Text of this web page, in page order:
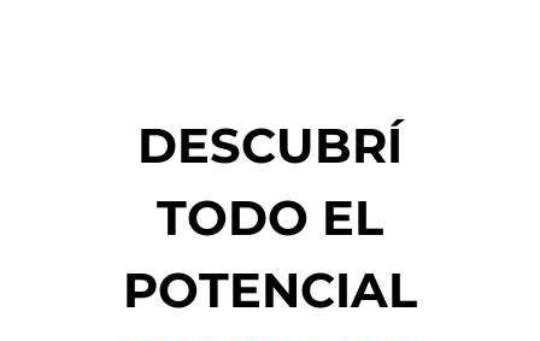
DESCUBRÍ
TODO EL
POTENCIAL